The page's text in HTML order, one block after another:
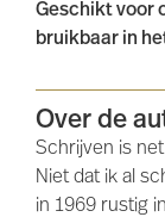
Geschikt voor
bruikbaar in
Over de
Schrijven is
Niet dat ik al
in 1969 rustig